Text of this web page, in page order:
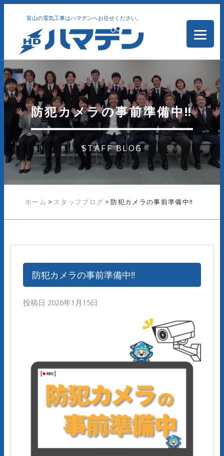
富山の電気工事はハマデンへお任せください。
防犯カメラの事前準備中‼
STAFF BLOG
ホーム > スタッフブログ >防犯カメラの事前準備中‼
防犯カメラの事前準備中‼
投稿日 2026年1月15日